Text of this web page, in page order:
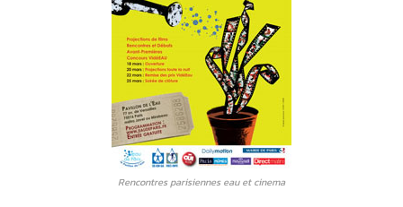
Rencontres parisiennes eau et cinema